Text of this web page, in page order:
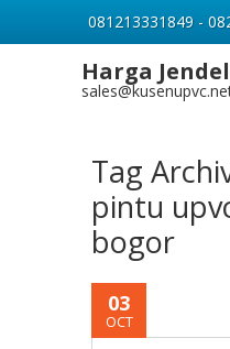
Harga
Tag
pintu
bogor
03
OCT
081213331849 -